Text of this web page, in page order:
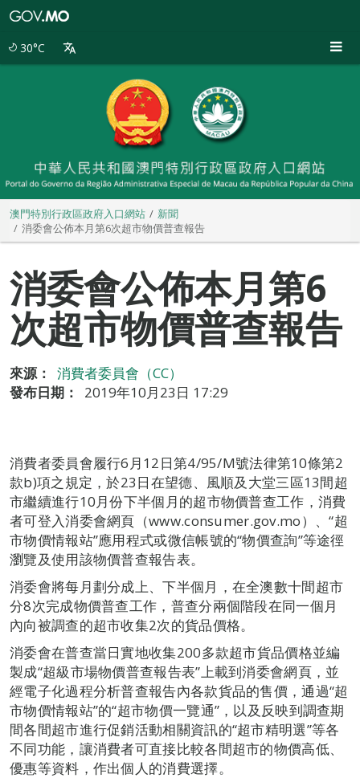
30°C
澳門特別行政區政府入口網站
新聞
消委會公佈本月第6次超市物價普查報告
消委會公佈本月第6
次超市物價普查報告
來源：
消費者委員會（CC）
發布日期：
2019年10月23日 17:29
消費者委員會履行6月12日第4/95/M號法律第10條第2
款b)項之規定，於23日在望德、風順及大堂三區13間超
市繼續進行10月份下半個月的超市物價普查工作，消費
者可登入消委會網頁（www.consumer.gov.mo）、“超
市物價情報站”應用程式或微信帳號的“物價查詢”等途徑
瀏覽及使用該物價普查報告表。
消委會將每月劃分成上、下半個月，在全澳數十間超市
分8次完成物價普查工作，普查分兩個階段在同一個月
內向被調查的超市收集2次的貨品價格。
消委會在普查當日實地收集200多款超市貨品價格並編
製成“超級市場物價普查報告表”上載到消委會網頁，並
經電子化過程分析普查報告內各款貨品的售價，通過“超
市物價情報站”的“超市物價一覽通”，以及反映到調查期
間各間超市進行促銷活動相關資訊的“超市精明選”等各
不同功能，讓消費者可直接比較各間超市的物價高低、
優惠等資料，作出個人的消費選擇。